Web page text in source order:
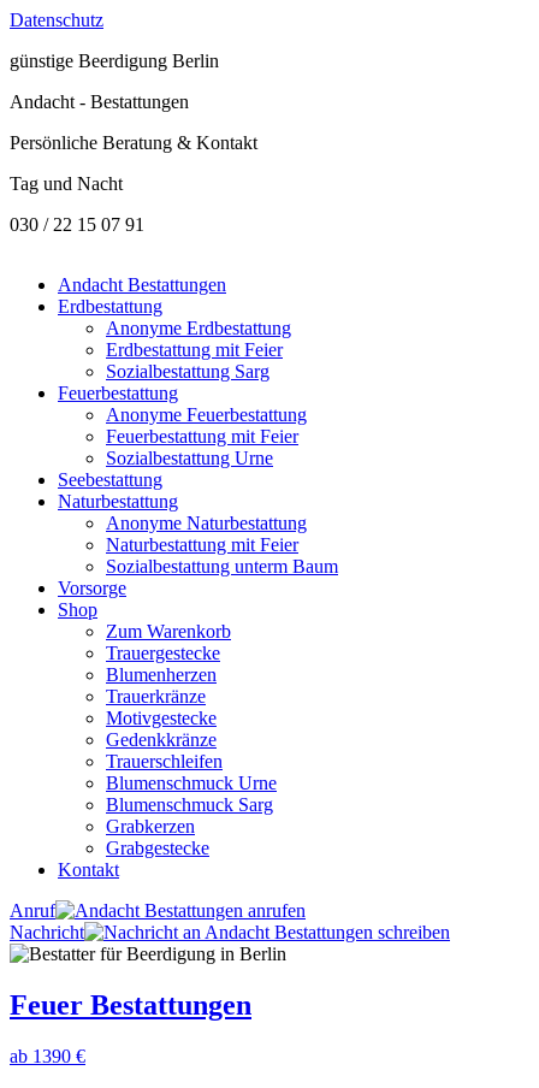
Datenschutz
günstige Beerdigung Berlin
Andacht - Bestattungen
Persönliche Beratung & Kontakt
Tag und Nacht
030 / 22 15 07 91
Andacht Bestattungen
Erdbestattung
Anonyme Erdbestattung
Erdbestattung mit Feier
Sozialbestattung Sarg
Feuerbestattung
Anonyme Feuerbestattung
Feuerbestattung mit Feier
Sozialbestattung Urne
Seebestattung
Naturbestattung
Anonyme Naturbestattung
Naturbestattung mit Feier
Sozialbestattung unterm Baum
Vorsorge
Shop
Zum Warenkorb
Trauergestecke
Blumenherzen
Trauerkränze
Motivgestecke
Gedenkkränze
Trauerschleifen
Blumenschmuck Urne
Blumenschmuck Sarg
Grabkerzen
Grabgestecke
Kontakt
Anruf
Nachricht
Feuer Bestattungen
ab 1390 €